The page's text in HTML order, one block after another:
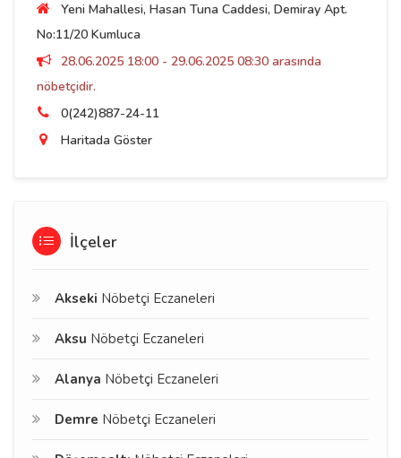
Yeni Mahallesi, Hasan Tuna Caddesi, Demiray Apt.
No:11/20 Kumluca
28.06.2025 18:00 - 29.06.2025 08:30 arasında
nöbetçidir.
0(242)887-24-11
Haritada Göster
İlçeler
Akseki Nöbetçi Eczaneleri
Aksu Nöbetçi Eczaneleri
Alanya Nöbetçi Eczaneleri
Demre Nöbetçi Eczaneleri